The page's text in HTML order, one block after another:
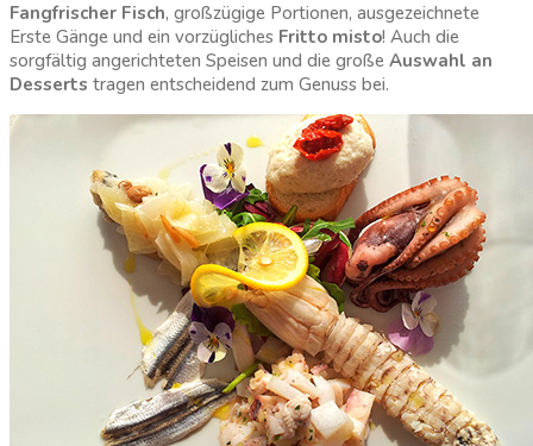
Fangfrischer Fisch, großzügige Portionen, ausgezeichnete
Erste Gänge und ein vorzügliches Fritto misto! Auch die
sorgfältig angerichteten Speisen und die große Auswahl an
Desserts tragen entscheidend zum Genuss bei.